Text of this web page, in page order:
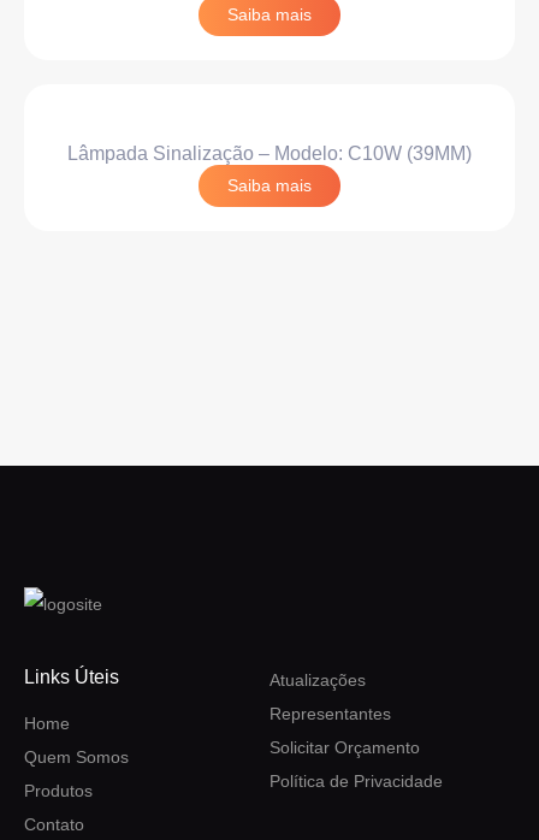
Saiba mais
Lâmpada Sinalização – Modelo: C10W (39MM)
Saiba mais
Links Úteis
Home
Quem Somos
Produtos
Contato
Atualizações
Representantes
Solicitar Orçamento
Política de Privacidade